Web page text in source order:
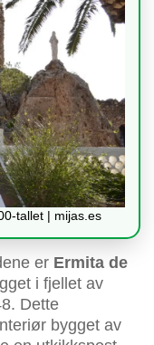
tallet | mijas.es
er Ermita de
i fjellet av
Dette
bygget av